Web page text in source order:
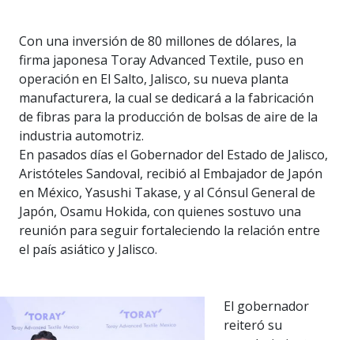
Con una inversión de 80 millones de dólares, la
firma japonesa Toray Advanced Textile, puso en
operación en El Salto, Jalisco, su nueva planta
manufacturera, la cual se dedicará a la fabricación
de fibras para la producción de bolsas de aire de la
industria automotriz.
En pasados días el Gobernador del Estado de Jalisco,
Aristóteles Sandoval, recibió al Embajador de Japón
en México, Yasushi Takase, y al Cónsul General de
Japón, Osamu Hokida, con quienes sostuvo una
reunión para seguir fortaleciendo la relación entre
el país asiático y Jalisco.
El gobernador
reiteró su